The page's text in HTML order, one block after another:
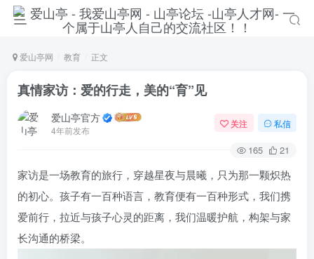
爱山亭网 教育 正文
真情家访：爱的行走，美的“育”见
爱山亭官方
4年前发布
关注 私信
165 21
家访是一场教育的旅行，穿越星夜与晨曦，只为那一颗炽热
的初心。孩子有一百种语言，教育便有一百种形式，我们携
爱前行，拉近与孩子心灵的距离，我们温暖护航，构架与家
长沟通的桥梁。
登录